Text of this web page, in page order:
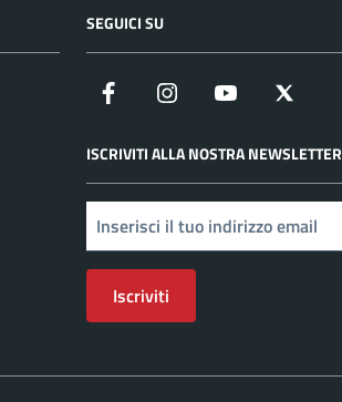
SEGUICI SU
Facebook Instagram YouTube
ISCRIVITI ALLA NOSTRA NEWSLETTER